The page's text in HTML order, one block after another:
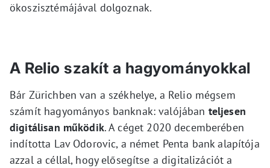
ökoszisztémájával dolgoznak.
A Relio szakít a hagyományokkal
Bár Zürichben van a székhelye, a Relio mégsem
számít hagyományos banknak: valójában teljesen
digitálisan működik. A céget 2020 decemberében
indította Lav Odorovic, a német Penta bank alapítója
azzal a céllal, hogy elősegítse a digitalizációt a